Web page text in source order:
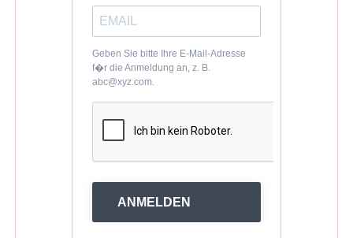
Geben Sie bitte Ihre E-Mail-Adresse
f�r die Anmeldung an, z. B.
abc@xyz.com.
ANMELDEN